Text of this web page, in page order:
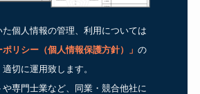
た個人情報の管理、利用については
リシー（個人情報保護方針） 」 の
切に運用致します。
や専門士業など、同業・競合他社に